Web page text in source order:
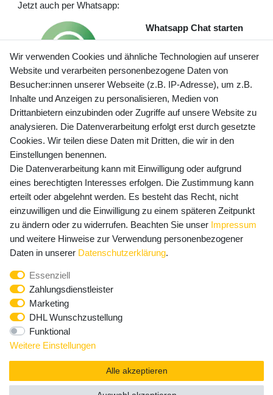
Jetzt auch per Whatsapp:
Whatsapp Chat starten
Preisangaben inkl. gesetzl. MwSt. und zzgl. Service- und
Versandkosten
Newsletter Anmeldung - Keine Angebote
mehr verpassen!
E-MAIL **
Newsletter
Honig
Hiermit bestätige ich, dass ich dieDaten­schutz­erklärung
widerrufen.**
Abonnieren
** Hierbei handelt es sich um ein Pflichtfeld.
Wir verwenden Cookies und ähnliche Technologien auf unserer
Website und verarbeiten personenbezogene Daten von
Besucher:innen unserer Webseite (z.B. IP-Adresse), um z.B.
Inhalte und Anzeigen zu personalisieren, Medien von
Drittanbietern einzubinden oder Zugriffe auf unsere Website zu
analysieren. Die Datenverarbeitung erfolgt erst durch gesetzte
Cookies. Wir teilen diese Daten mit Dritten, die wir in den
Einstellungen benennen.
Die Datenverarbeitung kann mit Einwilligung oder aufgrund
eines berechtigten Interesses erfolgen. Die Zustimmung kann
erteilt oder abgelehnt werden. Es besteht das Recht, nicht
einzuwilligen und die Einwilligung zu einem späteren Zeitpunkt
zu ändern oder zu widerrufen. Beachten Sie unser Impressum
und weitere Hinweise zur Verwendung personenbezogener
Daten in unserer Daten­schutz­erklärung.
Essenziell
Zahlungsdienstleister
Marketing
DHL Wunschzustellung
Funktional
Weitere Einstellungen
Alle akzeptieren